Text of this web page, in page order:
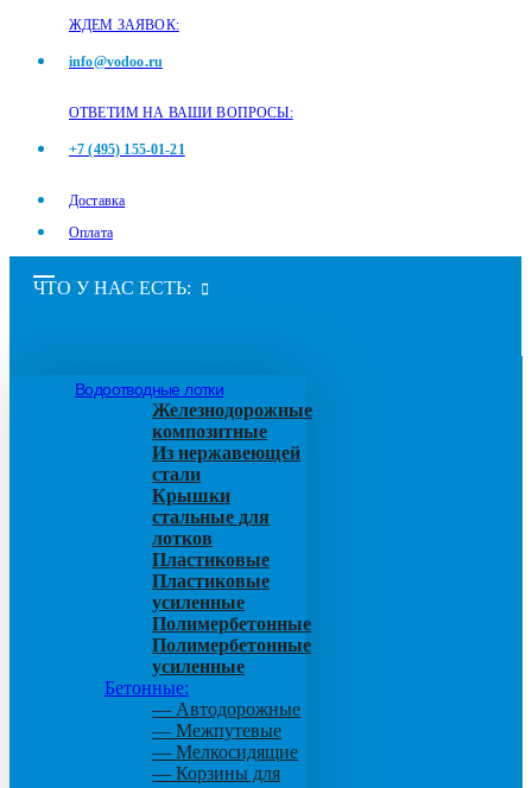
ЖДЕМ ЗАЯВОК:
info@vodoo.ru
ОТВЕТИМ НА ВАШИ ВОПРОСЫ:
+7 (495) 155-01-21
Доставка
Оплата
ЧТО У НАС ЕСТЬ:
Водоотводные лотки
Железнодорожные
композитные
Из нержавеющей
стали
Крышки
стальные для
лотков
Пластиковые
Пластиковые
усиленные
Полимербетонные
Полимербетонные
усиленные
Бетонные:
— Автодорожные
— Межпутевые
— Мелкосидящие
— Корзины для